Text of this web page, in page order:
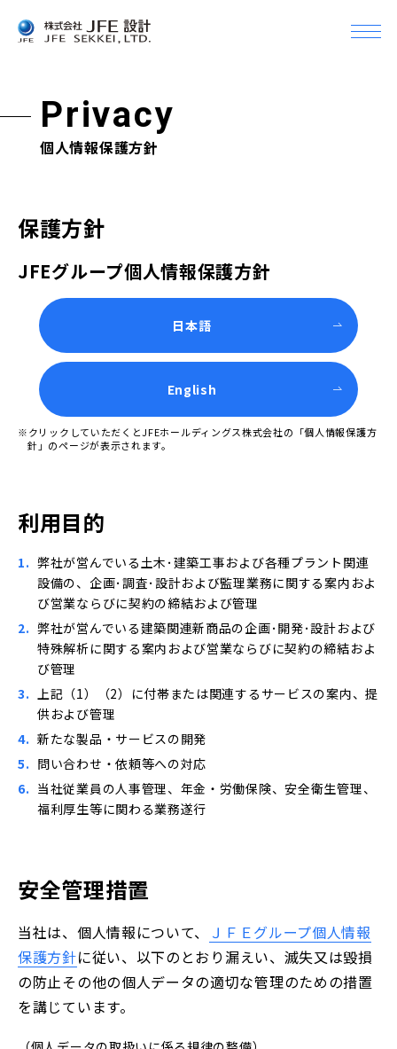
メ
企業情報Top
組織
沿革
アクセス・事業所一覧
JFEグループとの関係
Business
事業案内Top
建築設計＆デザイン
機械設備設計
Topics
トピックス
お知らせ
Recruit
採用情報
採用情報Top
社員インタビュー
誰もが働きやすい環境を
Privacy
個人情報保護方針
保護方針
JFEグループ個人情報保護方針
日本語
English
※クリックしていただくとJFEホールディングス株式会社の「個人情報保護方
針」のページが表示されます。
利用目的
弊社が営んでいる土木･建築工事および各種プラント関連
設備の、企画･調査･設計および監理業務に関する案内およ
び営業ならびに契約の締結および管理
弊社が営んでいる建築関連新商品の企画･開発･設計および
特殊解析に関する案内および営業ならびに契約の締結およ
び管理
上記（1）（2）に付帯または関連するサービスの案内、提
供および管理
新たな製品・サービスの開発
問い合わせ・依頼等への対応
当社従業員の人事管理、年金・労働保険、安全衛生管理、
福利厚生等に関わる業務遂行
安全管理措置
当社は、個人情報について、
ＪＦＥグループ個人情報
保護方針に従い、以下のとおり漏えい、滅失又は毀損
の防止その他の個人データの適切な管理のための措置
を講じています。